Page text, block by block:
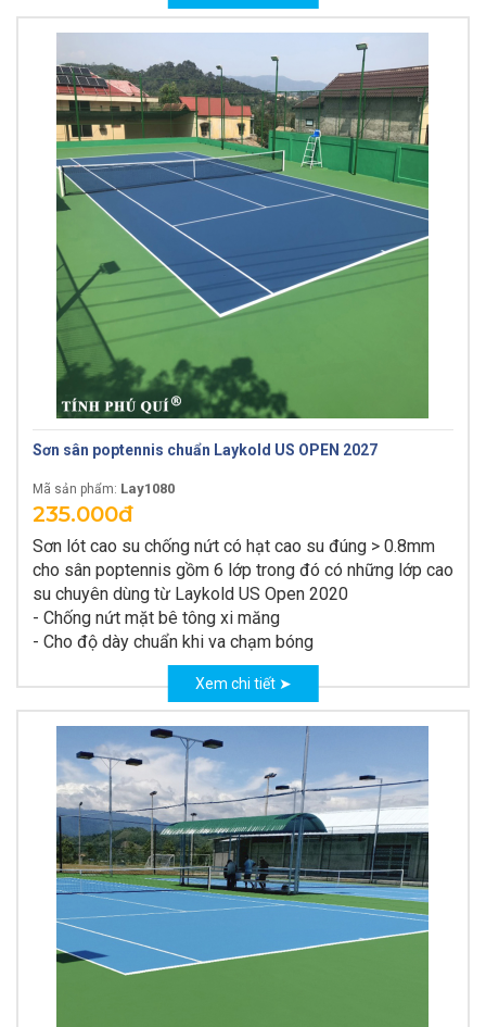
Sơn sân poptennis chuẩn Laykold US OPEN 2027
Mã sản phẩm: Lay1080
235.000đ
Sơn lót cao su chống nứt có hạt cao su đúng > 0.8mm
cho sân poptennis gồm 6 lớp trong đó có những lớp cao
su chuyên dùng từ Laykold US Open 2020
- Chống nứt mặt bê tông xi măng
- Cho độ dày chuẩn khi va chạm bóng
Xem chi tiết ➤